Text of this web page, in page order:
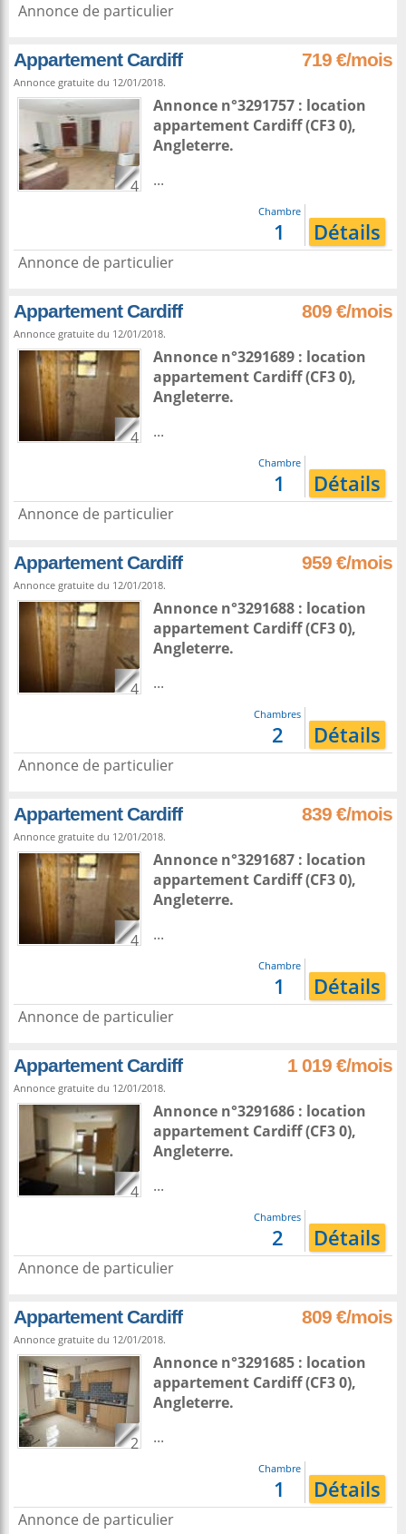
Annonce de particulier
Appartement Cardiff 719 €/mois
Annonce gratuite du 12/01/2018.
4
Annonce n°3291757 : location
appartement Cardiff(CF3 0),
Angleterre.
...
Chambre
1 Détails
Annonce de particulier
Appartement Cardiff 809 €/mois
Annonce gratuite du 12/01/2018.
4
Annonce n°3291689 : location
appartement Cardiff(CF3 0),
Angleterre.
...
Chambre
1 Détails
Annonce de particulier
Appartement Cardiff 959 €/mois
Annonce gratuite du 12/01/2018.
4
Annonce n°3291688 : location
appartement Cardiff(CF3 0),
Angleterre.
...
Chambres
2 Détails
Annonce de particulier
Appartement Cardiff 839 €/mois
Annonce gratuite du 12/01/2018.
4
Annonce n°3291687 : location
appartement Cardiff(CF3 0),
Angleterre.
...
Chambre
1 Détails
Annonce de particulier
Appartement Cardiff 1 019 €/mois
Annonce gratuite du 12/01/2018.
4
Annonce n°3291686 : location
appartement Cardiff(CF3 0),
Angleterre.
...
Chambres
2 Détails
Annonce de particulier
Appartement Cardiff 809 €/mois
Annonce gratuite du 12/01/2018.
2
Annonce n°3291685 : location
appartement Cardiff(CF3 0),
Angleterre.
...
Chambre
1 Détails
Annonce de particulier